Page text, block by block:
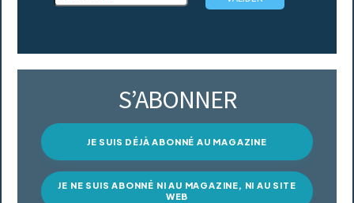
S’ABONNER
JE SUIS DÉJÀ ABONNÉ AU MAGAZINE
JE NE SUIS ABONNÉ NI AU MAGAZINE, NI AU SITE
WEB